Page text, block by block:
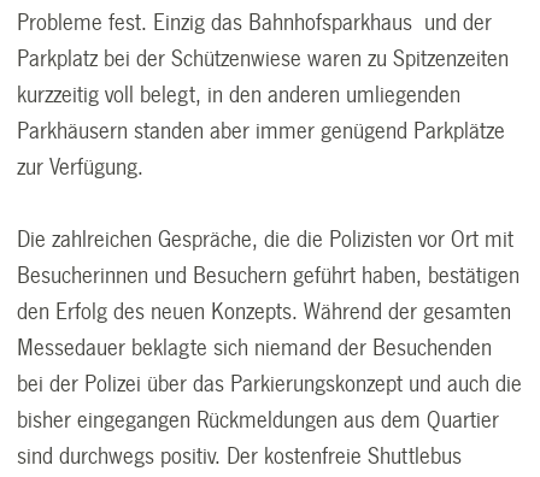
Probleme fest. Einzig das Bahnhofsparkhaus und der
Parkplatz bei der Schützenwiese waren zu Spitzenzeiten
kurzzeitig voll belegt, in den anderen umliegenden
Parkhäusern standen aber immer genügend Parkplätze
zur Verfügung.
Die zahlreichen Gespräche, die die Polizisten vor Ort mit
Besucherinnen und Besuchern geführt haben, bestätigen
den Erfolg des neuen Konzepts. Während der gesamten
Messedauer beklagte sich niemand der Besuchenden
bei der Polizei über das Parkierungskonzept und auch die
bisher eingegangen Rückmeldungen aus dem Quartier
sind durchwegs positiv. Der kostenfreie Shuttlebus